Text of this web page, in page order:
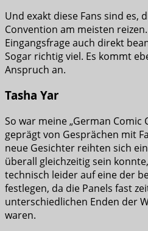
Und exakt diese Fans sind es,
Convention am meisten
Eingangsfrage auch direkt
Sogar richtig viel. Es kommt
Anspruch an.
Tasha Yar
So war meine „German Comic
geprägt von Gesprächen mit
neue Gesichter reihten sich
überall gleichzeitig sein
technisch leider auf eine der
festlegen, da die Panels fast
unterschiedlichen Enden der
waren.